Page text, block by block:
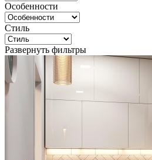
Особенности
Стиль
Развернуть фильтры